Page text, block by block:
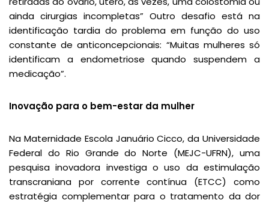
ainda cirurgias incompletas” Outro desafio está na
identificação tardia do problema em função do uso
constante de anticoncepcionais: “Muitas mulheres só
identificam a endometriose quando suspendem a
medicação”.
Inovação para o bem-estar da mulher
Na Maternidade Escola Januário Cicco, da Universidade
Federal do Rio Grande do Norte (MEJC-UFRN), uma
pesquisa inovadora investiga o uso da estimulação
transcraniana por corrente contínua (ETCC) como
estratégia complementar para o tratamento da dor